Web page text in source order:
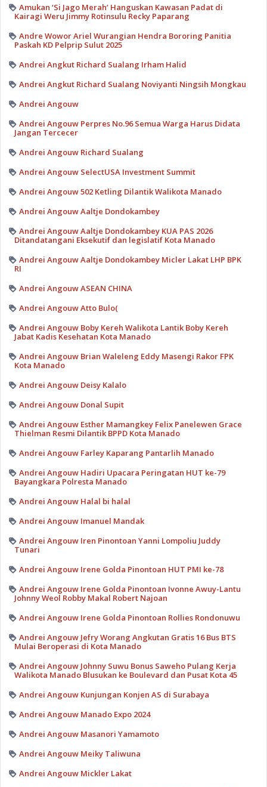
Amukan ‘Si Jago Merah’ Hanguskan Kawasan Padat di
Kairagi Weru Jimmy Rotinsulu Recky Paparang
Andre Wowor Ariel Wurangian Hendra Bororing Panitia
Paskah KD Pelprip Sulut 2025
Andrei Angkut Richard Sualang Irham Halid
Andrei Angkut Richard Sualang Noviyanti Ningsih Mongkau
Andrei Angouw
Andrei Angouw Perpres No.96 Semua Warga Harus Didata
Jangan Tercecer
Andrei Angouw Richard Sualang
Andrei Angouw SelectUSA Investment Summit
Andrei Angouw 502 Ketling Dilantik Walikota Manado
Andrei Angouw Aaltje Dondokambey
Andrei Angouw Aaltje Dondokambey KUA PAS 2026
Ditandatangani Eksekutif dan legislatif Kota Manado
Andrei Angouw Aaltje Dondokambey Micler Lakat LHP BPK
RI
Andrei Angouw ASEAN CHINA
Andrei Angouw Atto Bulo(
Andrei Angouw Boby Kereh Walikota Lantik Boby Kereh
Jabat Kadis Kesehatan Kota Manado
Andrei Angouw Brian Waleleng Eddy Masengi Rakor FPK
Kota Manado
Andrei Angouw Deisy Kalalo
Andrei Angouw Donal Supit
Andrei Angouw Esther Mamangkey Felix Panelewen Grace
Thielman Resmi Dilantik BPPD Kota Manado
Andrei Angouw Farley Kaparang Pantarlih Manado
Andrei Angouw Hadiri Upacara Peringatan HUT ke-79
Bayangkara Polresta Manado
Andrei Angouw Halal bi halal
Andrei Angouw Imanuel Mandak
Andrei Angouw Iren Pinontoan Yanni Lompoliu Juddy
Tunari
Andrei Angouw Irene Golda Pinontoan HUT PMI ke-78
Andrei Angouw Irene Golda Pinontoan Ivonne Awuy-Lantu
Johnny Weol Robby Makal Robert Najoan
Andrei Angouw Irene Golda Pinontoan Rollies Rondonuwu
Andrei Angouw Jefry Worang Angkutan Gratis 16 Bus BTS
Mulai Beroperasi di Kota Manado
Andrei Angouw Johnny Suwu Bonus Saweho Pulang Kerja
Walikota Manado Blusukan ke Boulevard dan Pusat Kota 45
Andrei Angouw Kunjungan Konjen AS di Surabaya
Andrei Angouw Manado Expo 2024
Andrei Angouw Masanori Yamamoto
Andrei Angouw Meiky Taliwuna
Andrei Angouw Mickler Lakat